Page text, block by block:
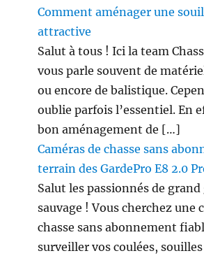
Comment aménager une
attractive
Salut à tous ! Ici la team
vous parle souvent de
ou encore de balistique.
oublie parfois l’essentiel. En
bon aménagement de […]
Caméras de chasse sans
terrain des GardePro E8 2.0
Salut les passionnés de
sauvage ! Vous cherchez une
chasse sans abonnement
surveiller vos coulées,